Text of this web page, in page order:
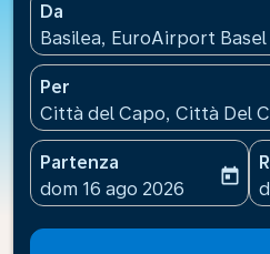
Da
Basilea, EuroAirport Basel
Per
Città del Capo, Città Del
Partenza
fc-booking-departure-
dom 16 ago 2026
today